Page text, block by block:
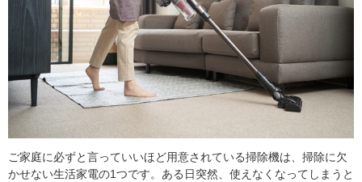
食材辞典
おすすめ
ご家庭に必ずと言っていいほど用意されている掃除機は、掃除に欠
かせない生活家電の1つです。ある日突然、使えなくなってしまうと